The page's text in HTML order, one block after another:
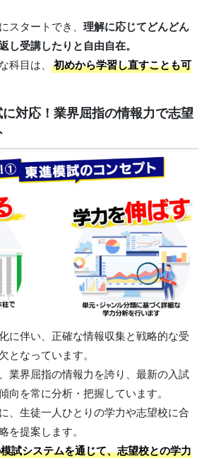
スタートでき、 理解に応じてどんどん
し受講したりと自由自在。
科目は、
初めから学習し直すことも可
対応！業界屈指の情報力で志望
に伴い、正確な情報収集と戦略的な受
となっています。
業界屈指の情報力を誇り、最新の入試
向を常に分析・把握しています。
、生徒一人ひとりの学力や志望校に合
を提案します。
試システムを通じて、志望校との学力